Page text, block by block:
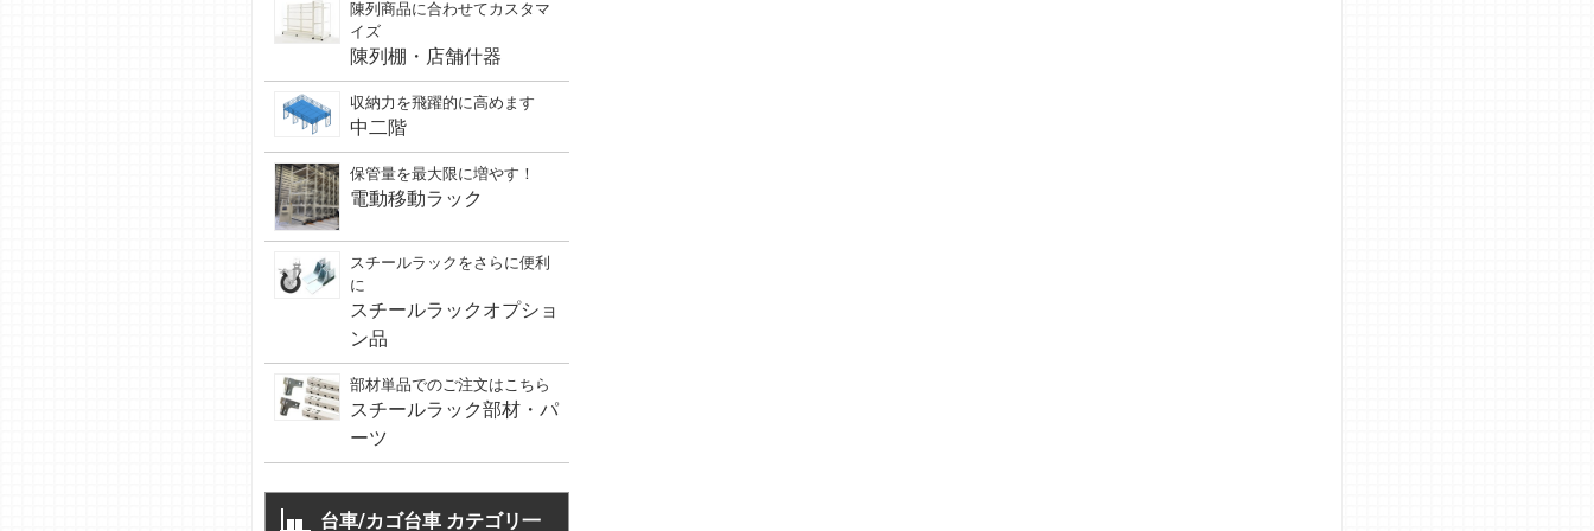
陳列商品に合わせてカスタマ
イズ
陳列棚・店舗什器
収納力を飛躍的に高めます
中二階
保管量を最大限に増やす！
電動移動ラック
スチールラックをさらに便利
に
スチールラックオプショ
ン品
部材単品でのご注文はこちら
スチールラック部材・パ
ーツ
台車/カゴ台車 カテゴリ一